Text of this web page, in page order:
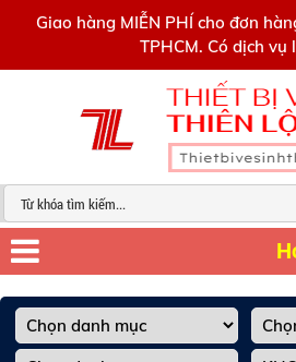
Giao hàng MIỄN PHÍ cho đơn
TPHCM. Có dịch vụ
0909445903